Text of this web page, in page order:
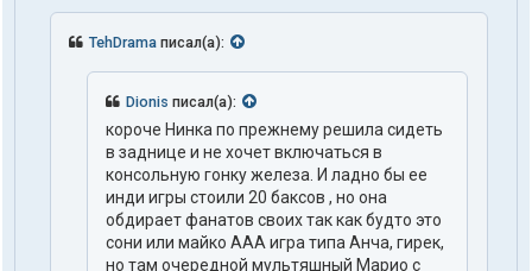
TehDrama писал(а):
Dionis писал(а):
короче Нинка по прежнему решила сидеть
в заднице и не хочет включаться в
консольную гонку железа. И ладно бы ее
инди игры стоили 20 баксов , но она
обдирает фанатов своих так как будто это
сони или майко ААА игра типа Анча, гирек,
но там очередной мультяшный Марио с